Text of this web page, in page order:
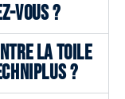
VOUS ?
LA TOILE
?